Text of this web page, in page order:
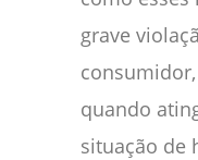
grave
quando
situação de